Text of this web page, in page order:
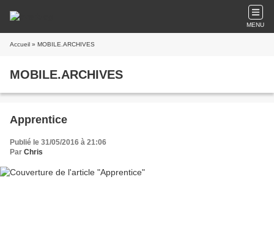
MENU
Accueil » MOBILE.ARCHIVES
MOBILE.ARCHIVES
Apprentice
Publié le 31/05/2016 à 21:06
Par Chris